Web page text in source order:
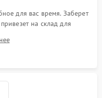
для вас время. Заберет
на склад для